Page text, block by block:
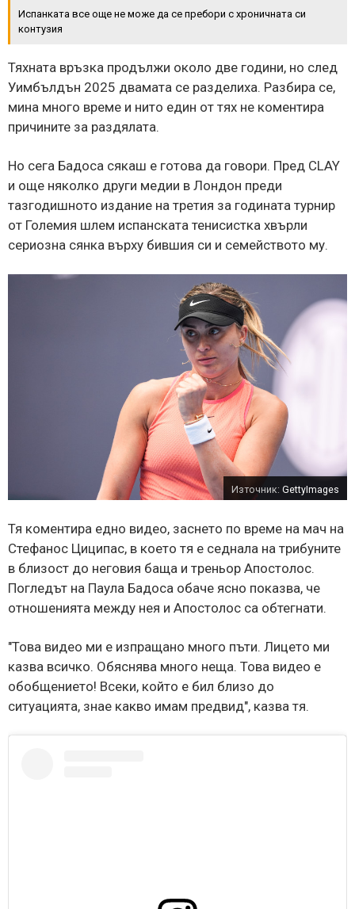
Испанката все още не може да се пребори с хроничната си
контузия
Тяхната връзка продължи около две години, но след
Уимбълдън 2025 двамата се разделиха. Разбира се,
мина много време и нито един от тях не коментира
причините за раздялата.
Но сега Бадоса сякаш е готова да говори. Пред CLAY
и още няколко други медии в Лондон преди
тазгодишното издание на третия за годината турнир
от Големия шлем испанската тенисистка хвърли
сериозна сянка върху бившия си и семейството му.
Източник: GettyImages
Тя коментира едно видео, заснето по време на мач на
Стефанос Циципас, в което тя е седнала на трибуните
в близост до неговия баща и треньор Апостолос.
Погледът на Паула Бадоса обаче ясно показва, че
отношенията между нея и Апостолос са обтегнати.
"Това видео ми е изпращано много пъти. Лицето ми
казва всичко. Обяснява много неща. Това видео е
обобщението! Всеки, който е бил близо до
ситуацията, знае какво имам предвид", казва тя.